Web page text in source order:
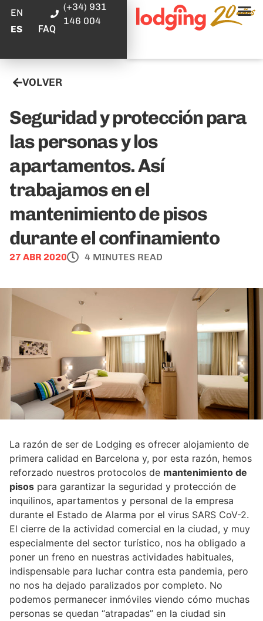
EN
ES
FAQ
(+34) 931
146 004
VOLVER
Seguridad y protección para
las personas y los
apartamentos. Así
trabajamos en el
mantenimiento de pisos
durante el confinamiento
27 ABR 2020 4 MINUTES READ
La razón de ser de Lodging es ofrecer alojamiento de
primera calidad en Barcelona y, por esta razón, hemos
reforzado nuestros protocolos de mantenimiento de
pisos para garantizar la seguridad y protección de
inquilinos, apartamentos y personal de la empresa
durante el Estado de Alarma por el virus SARS CoV-2.
El cierre de la actividad comercial en la ciudad, y muy
especialmente del sector turístico, nos ha obligado a
poner un freno en nuestras actividades habituales,
indispensable para luchar contra esta pandemia, pero
no nos ha dejado paralizados por completo. No
podemos permanecer inmóviles viendo cómo muchas
personas se quedan “atrapadas” en la ciudad sin